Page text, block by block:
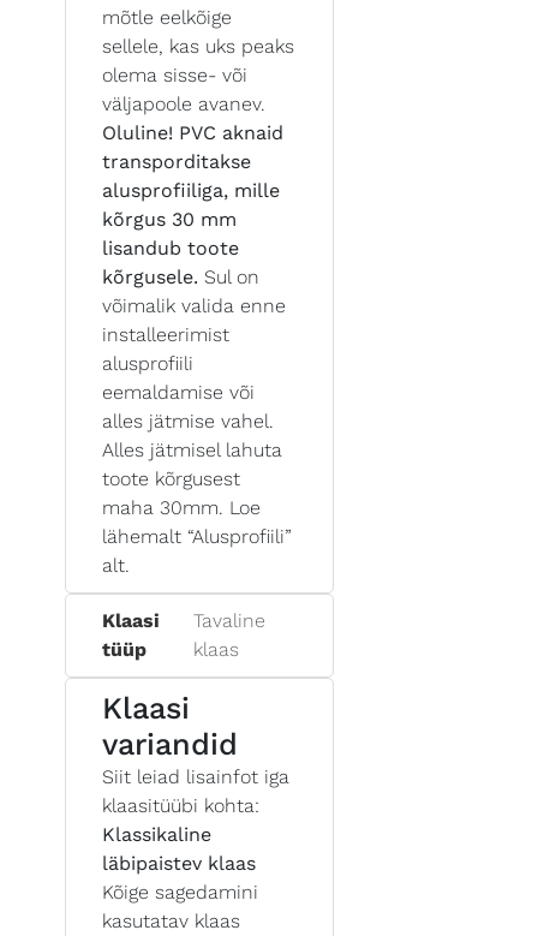
mõtle eelkõige
sellele, kas uks peaks
olema sisse- või
väljapoole avanev.
Oluline! PVC aknaid
transporditakse
alusprofiiliga, mille
kõrgus 30 mm
lisandub toote
kõrgusele. Sul on
võimalik valida enne
installeerimist
alusprofiili
eemaldamise või
alles jätmise vahel.
Alles jätmisel lahuta
toote kõrgusest
maha 30mm. Loe
lähemalt “Alusprofiili”
alt.
Klaasi
tüüp
Tavaline
klaas
Klaasi
variandid
Siit leiad lisainfot iga
klaasitüübi kohta:
Klassikaline
läbipaistev klaas
Kõige sagedamini
kasutatav klaas